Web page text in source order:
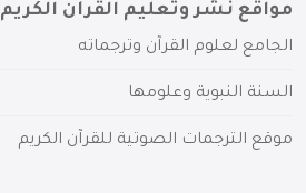
مواقع نشر وتعليم القرآن الكريم
الجامع لعلوم القرآن وترجماته
السنة النبوية وعلومها
موقع الترجمات الصوتية للقرآن الكريم